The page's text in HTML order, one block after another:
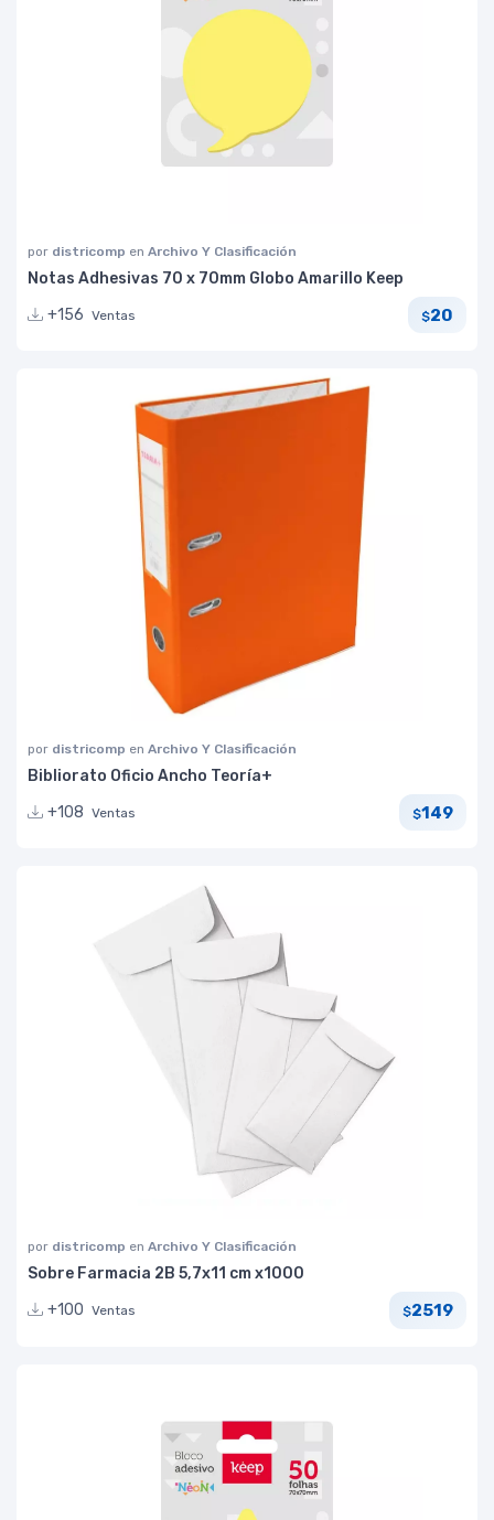
por districomp en Archivo Y Clasificación
Notas Adhesivas 70 x 70mm Globo Amarillo Keep
+156 Ventas $20
por districomp en Archivo Y Clasificación
Bibliorato Oficio Ancho Teoría+
+108 Ventas $149
por districomp en Archivo Y Clasificación
Sobre Farmacia 2B 5,7x11 cm x1000
+100 Ventas $2519